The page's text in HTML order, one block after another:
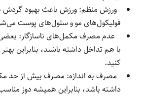
ورزش منظم: ورزش باعث بهبود گردش
فولیکول‌های مو و سلول‌های پوست
عدم مصرف مکمل‌های ناسازگار:
با هم تداخل داشته باشند، بنابراین
کنید.
مصرف به اندازه: مصرف بیش از حد
داشته باشد، بنابراین همیشه دوز